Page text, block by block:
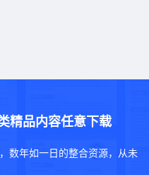
精品内容任意下载
数年如一日的整合资源，从未